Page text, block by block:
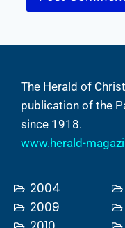
The Herald of
publication of the
since 1918.
www.herald-
2004
2009